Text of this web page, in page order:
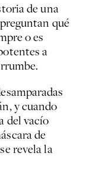
de una
qué
o es
a
y cuando
del vacío
de
revela la